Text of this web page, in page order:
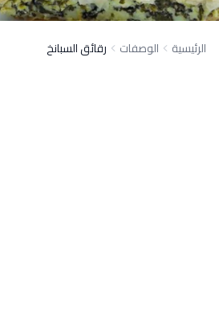
الرئيسية الوصفات رقائق السبانخ